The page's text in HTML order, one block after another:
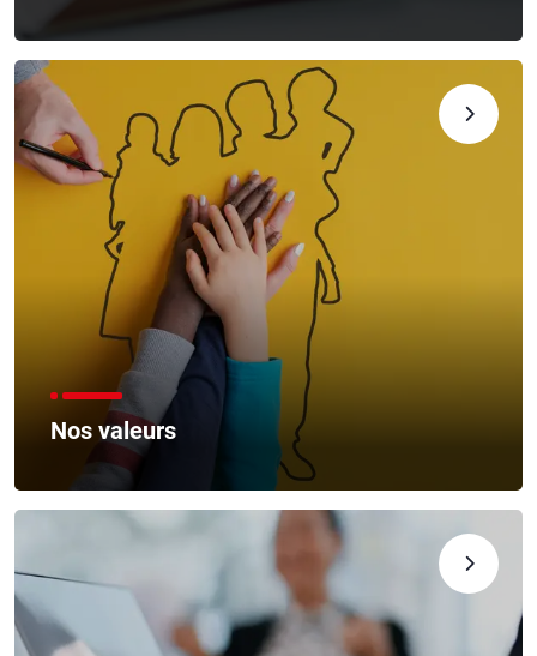
Nos valeurs